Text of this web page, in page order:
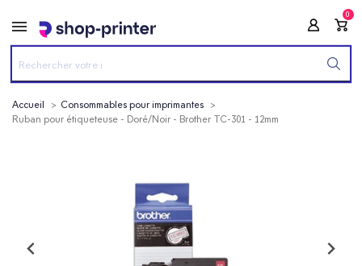
0
Accueil
Consommables pour imprimantes
Ruban pour étiqueteuse - Doré/Noir - Brother TC-301 - 12mm